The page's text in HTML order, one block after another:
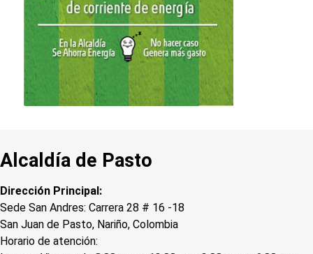
Alcaldía de Pasto
Dirección Principal:
Sede San Andres: Carrera 28 # 16 -18
San Juan de Pasto, Nariño, Colombia
Horario de atención: